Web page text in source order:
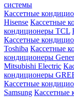
системы
Кассетные
Hisense Кассетные
кондиционеры TCL
Кассетные
Toshiba Кассетные
кондиционеры
Mitsubishi Electric
кондиционеры
Кассетные
Samsung Кассетные